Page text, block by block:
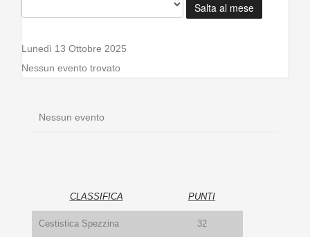
Salta al mese
Lunedì 13 Ottobre 2025
Nessun evento trovato
Nessun evento
CLASSIFICA PUNTI
Cestistica Spezzina 32